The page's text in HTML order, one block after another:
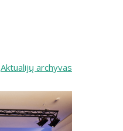
Aktualijų archyvas